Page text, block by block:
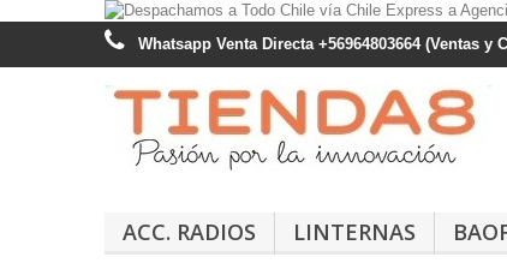
Whatsapp Venta Directa +56964803664 (Ventas y
ACC. RADIOS LINTERNAS